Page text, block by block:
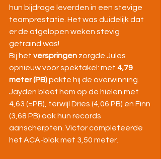
hun bijdrage leverden in een stevige
teamprestatie. Het was duidelijk dat
er de afgelopen weken stevig
getraind was!
Bij het verspringen zorgde Jules
opnieuw voor spektakel: met 4,79
meter (PB) pakte hij de overwinning.
Jayden bleef hem op de hielen met
4,63 (=PB), terwijl Dries (4,06 PB) en Finn
(3,68 PB) ook hun records
aanscherpten. Victor completeerde
het ACA-blok met 3,50 meter.